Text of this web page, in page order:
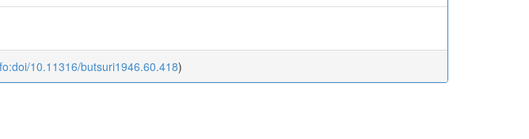
10.11316/butsuri1946.60.418)